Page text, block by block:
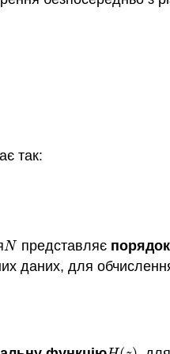
так:
N
N представляє порядок
даних, для